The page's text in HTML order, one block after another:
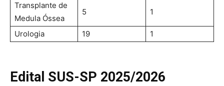
Transplante de
Medula Óssea
5 1
Urologia 19 1
Edital SUS-SP 2025/2026